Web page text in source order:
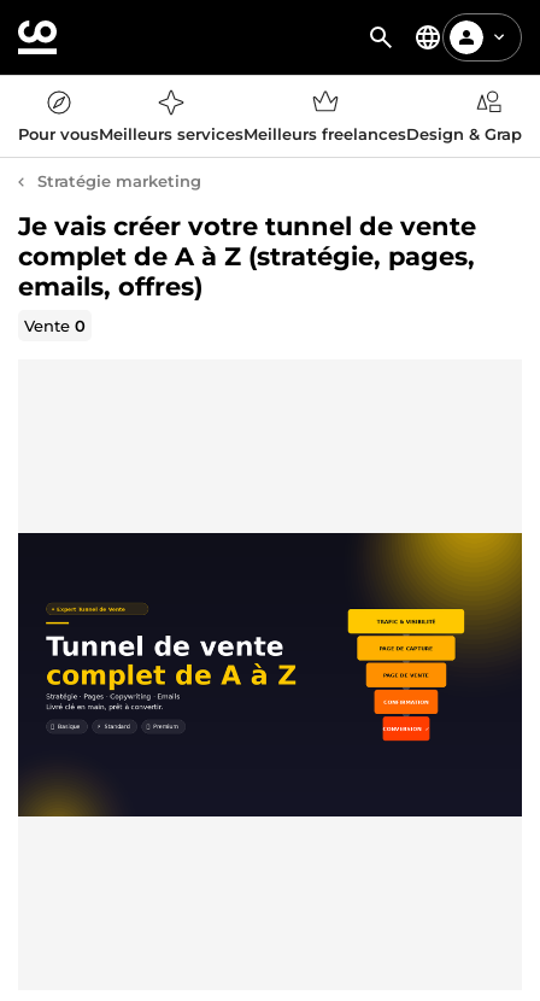
Pour vousMeilleurs servicesMeilleurs freelancesDesign &
Stratégie marketing
Je vais créer votre tunnel de vente
complet de A à Z (stratégie, pages,
emails, offres)
Vente0